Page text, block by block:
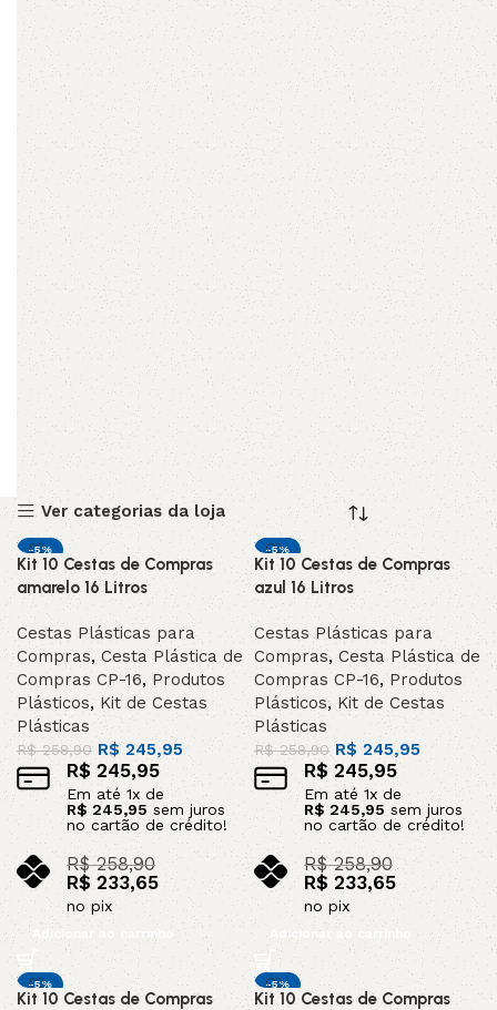
Ver categorias da loja
-5%
Kit 10 Cestas de Compras
amarelo 16 Litros
Cestas Plásticas para
Compras, Cesta Plástica de
Compras CP-16,Produtos
Plásticos, Kit de Cestas
Plásticas
R$258,90 R$245,95
R$245,95
Em até1x de
R$ 245,95 sem juros
no cartão de crédito!
R$258,90
R$233,65
no pix
Adicionar ao carrinho
-5%
Kit 10 Cestas de Compras
azul 16 Litros
Cestas Plásticas para
Compras, Cesta Plástica de
Compras CP-16,Produtos
Plásticos, Kit de Cestas
Plásticas
R$258,90 R$ 245,95
R$245,95
Em até 1x de
R$ 245,95 sem juros
no cartão de crédito!
R$258,90
R$233,65
no pix
Adicionar ao carrinho
-5%
Kit 10 Cestas de Compras
-5%
Kit 10 Cestas de Compras